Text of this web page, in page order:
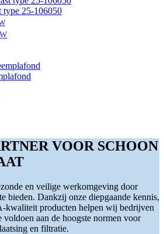
type 25-106050
VOOR SCHOON
en veilige werkomgeving door
bieden. Dankzij onze diepgaande kennis,
kwaliteit producten helpen wij bedrijven
voldoen aan de hoogste normen voor
en filtratie.